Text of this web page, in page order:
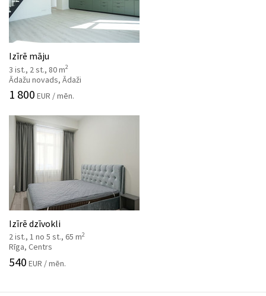
Izīrē māju
3 ist., 2 st., 80 m2
Ādažu novads, Ādaži
1 800 EUR / mēn.
Izīrē dzīvokli
2 ist., 1 no 5 st., 65 m2
Rīga, Centrs
540 EUR / mēn.